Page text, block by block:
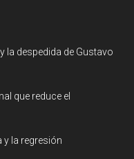
la despedida de Gustavo
que reduce el
y la regresión